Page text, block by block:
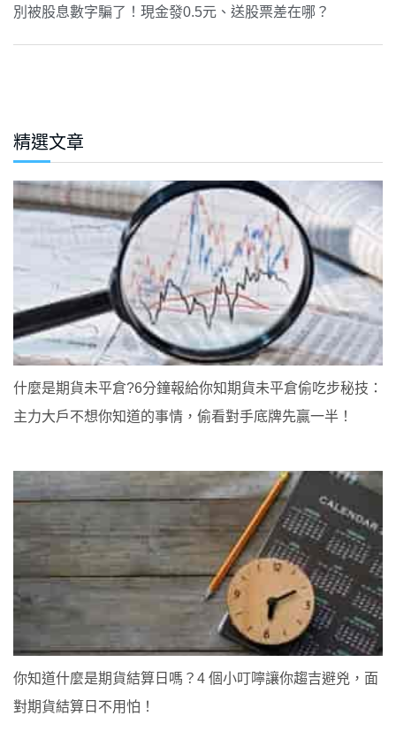
別被股息數字騙了！現金發0.5元、送股票差在哪？
精選文章
什麼是期貨未平倉?6分鐘報給你知期貨未平倉偷吃步秘技：
主力大戶不想你知道的事情，偷看對手底牌先贏一半！
你知道什麼是期貨結算日嗎？4 個小叮嚀讓你趨吉避兇，面
對期貨結算日不用怕！